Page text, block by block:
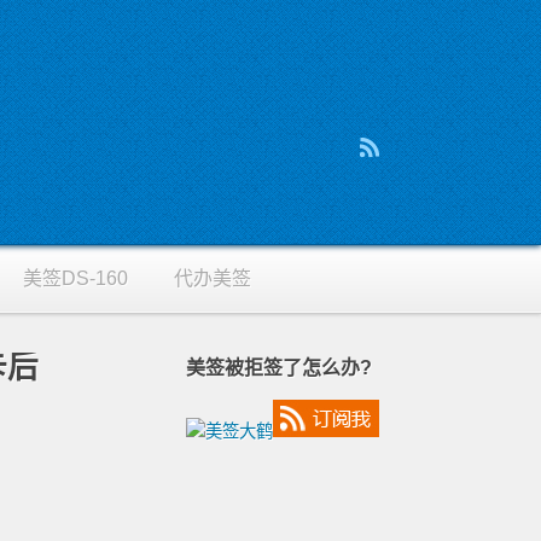
美签DS-160 代办美签
后
美签被拒签了怎么办?